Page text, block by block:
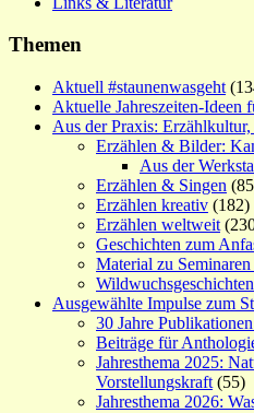
Themen
Aktuell #staunenwasgeht
Aktuelle Jahreszeiten-Ideen
Aus der Praxis:
Erzählen & Bilder:
Aus der
Erzählen & Singen
Erzählen kreativ (182)
Erzählen weltweit
Geschichten zum
Material zu
Wildwuchsgeschichten
Ausgewählte Impulse zum
30 Jahre
Beiträge für
Jahresthema 2025:
Vorstellungskraft (55)
Jahresthema 2026: